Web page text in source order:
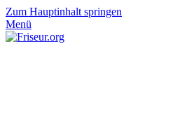
Zum Hauptinhalt springen
Menü